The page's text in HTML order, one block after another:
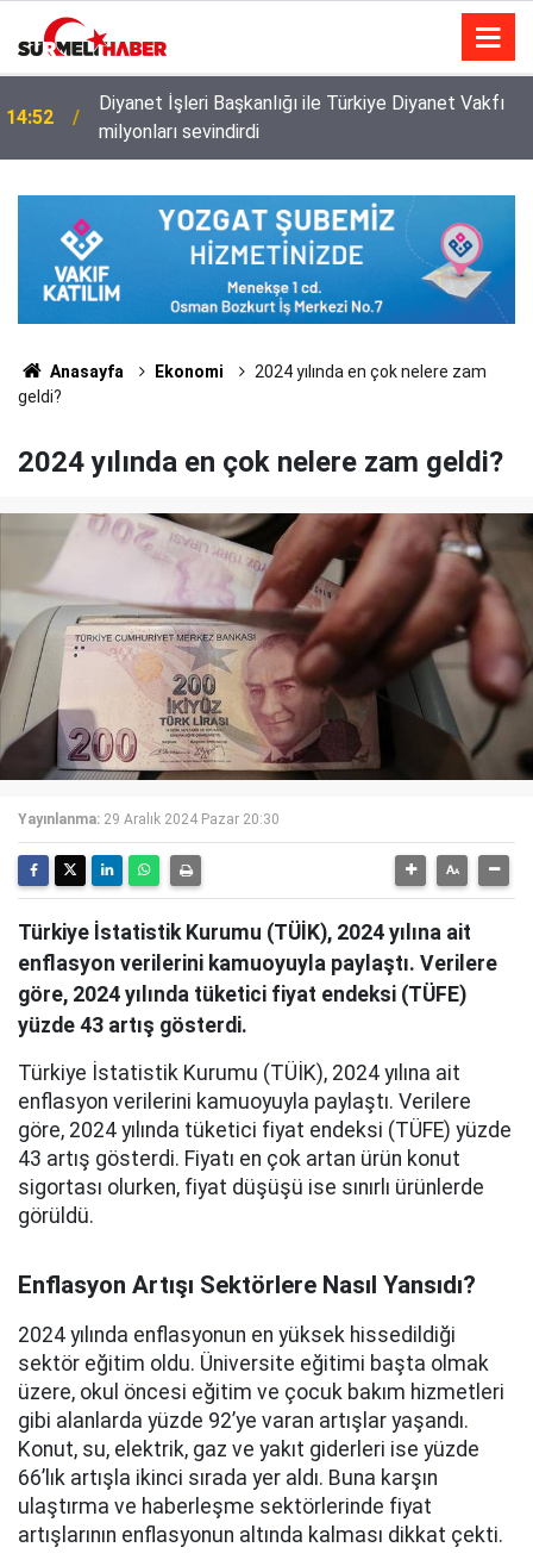
14:52
Diyanet İşleri Başkanlığı ile Türkiye Diyanet Vakfı
milyonları sevindirdi
Anasayfa Ekonomi
2024 yılında en çok nelere zam
geldi?
2024 yılında en çok nelere zam geldi?
Yayınlanma: 29 Aralık 2024 Pazar 20:30
Türkiye İstatistik Kurumu (TÜİK), 2024 yılına ait
enflasyon verilerini kamuoyuyla paylaştı. Verilere
göre, 2024 yılında tüketici fiyat endeksi (TÜFE)
yüzde 43 artış gösterdi.
Türkiye İstatistik Kurumu (TÜİK), 2024 yılına ait
enflasyon verilerini kamuoyuyla paylaştı. Verilere
göre, 2024 yılında tüketici fiyat endeksi (TÜFE) yüzde
43 artış gösterdi. Fiyatı en çok artan ürün konut
sigortası olurken, fiyat düşüşü ise sınırlı ürünlerde
görüldü.
Enflasyon Artışı Sektörlere Nasıl Yansıdı?
2024 yılında enflasyonun en yüksek hissedildiği
sektör eğitim oldu. Üniversite eğitimi başta olmak
üzere, okul öncesi eğitim ve çocuk bakım hizmetleri
gibi alanlarda yüzde 92’ye varan artışlar yaşandı.
Konut, su, elektrik, gaz ve yakıt giderleri ise yüzde
66’lık artışla ikinci sırada yer aldı. Buna karşın
ulaştırma ve haberleşme sektörlerinde fiyat
artışlarının enflasyonun altında kalması dikkat çekti.